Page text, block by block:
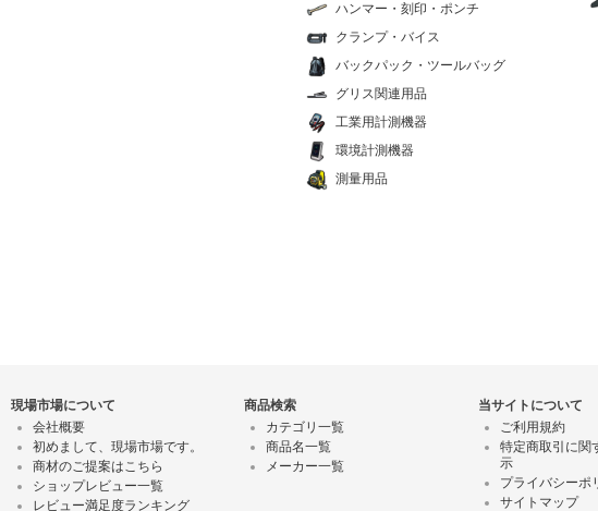
ハンマー・刻印・ポンチ
クランプ・バイス
バックパック・ツールバッグ
グリス関連用品
工業用計測機器
環境計測機器
測量用品
現場市場について
会社概要
初めまして、現場市場です。
商材のご提案はこちら
ショップレビュー一覧
レビュー満足度ランキング
商品検索
カテゴリ一覧
商品名一覧
メーカー一覧
当サイトについて
ご利用規約
特定商取引に関
示
プライバシーポ
サイトマップ